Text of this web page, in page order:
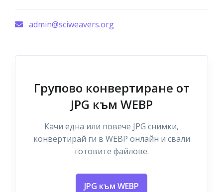
admin@sciweavers.org
Групово конвертиране от
JPG към WEBP
Качи една или повече JPG снимки,
конвертирай ги в WEBP онлайн и свали
готовите файлове.
JPG към WEBP